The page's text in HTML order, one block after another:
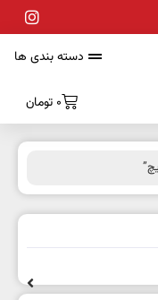
دسته بندی ها
0 تومان